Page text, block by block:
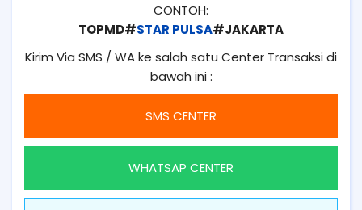
CONTOH:
TOPMD#STAR PULSA#JAKARTA
Kirim Via SMS / WA ke salah satu Center Transaksi di
bawah ini :
SMS CENTER
WHATSAP CENTER